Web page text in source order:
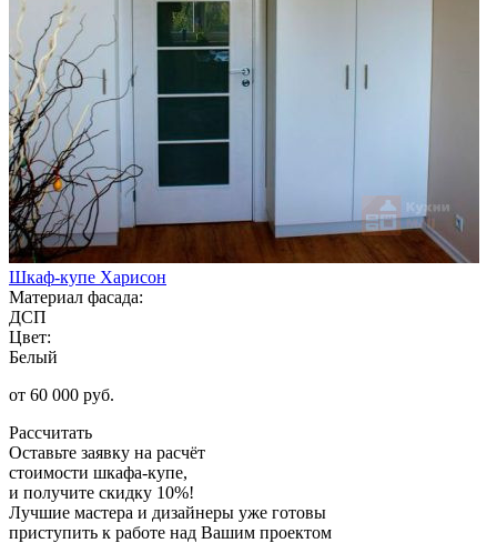
Шкаф-купе Харисон
Материал фасада:
ДСП
Цвет:
Белый
от 60 000 руб.
Рассчитать
Оставьте заявку на расчёт
стоимости шкафа-купе,
и получите скидку 10%!
Лучшие мастера и дизайнеры уже готовы
приступить к работе над Вашим проектом